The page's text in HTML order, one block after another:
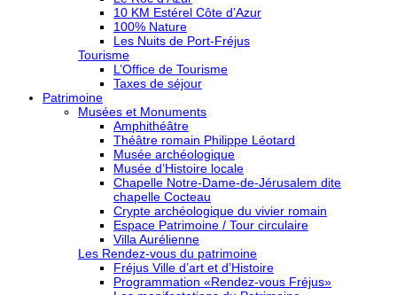
10 KM Estérel Côte d’Azur
100% Nature
Les Nuits de Port-Fréjus
Tourisme
L’Office de Tourisme
Taxes de séjour
Patrimoine
Musées et Monuments
Amphithéâtre
Théâtre romain Philippe Léotard
Musée archéologique
Musée d’Histoire locale
Chapelle Notre-Dame-de-Jérusalem dite
chapelle Cocteau
Crypte archéologique du vivier romain
Espace Patrimoine / Tour circulaire
Villa Aurélienne
Les Rendez-vous du patrimoine
Fréjus Ville d’art et d’Histoire
Programmation «Rendez-vous Fréjus»